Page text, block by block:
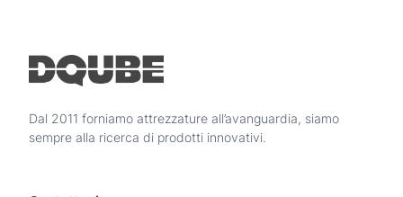
Dal 2011 forniamo attrezzature all’avanguardia, siamo
sempre alla ricerca di prodotti innovativi.